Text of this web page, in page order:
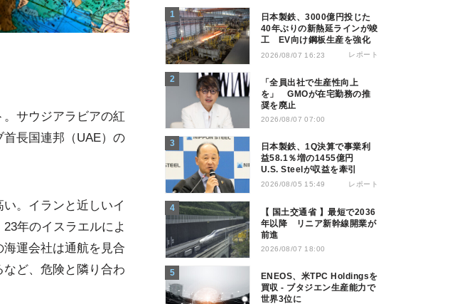
サウジアラビアの紅
長国連邦（UAE）の
。イランと近しいイ
年のイスラエルによ
運会社は通航を見合
ど、危険と隣り合わ
日本製鉄、3000億円投じた
40年ぶりの新熱延ラインが竣
工 EV向け鋼板生産を強化
2026/08/07 16:23 レポート
「全員出社で生産性向上
を」 GMOが在宅勤務の推
奨を廃止
2026/08/07 07:00
日本製鉄、1Q決算で事業利
益58.1％増の1455億円
U.S. Steelが収益を牽引
2026/08/05 15:49 レポート
【 国土交通省 】最短で2036
年以降 リニア新幹線開業が
前進
2026/08/07 18:00
ENEOS、米TPC Holdingsを
買収 - ブタジエン生産能力で
世界3位に